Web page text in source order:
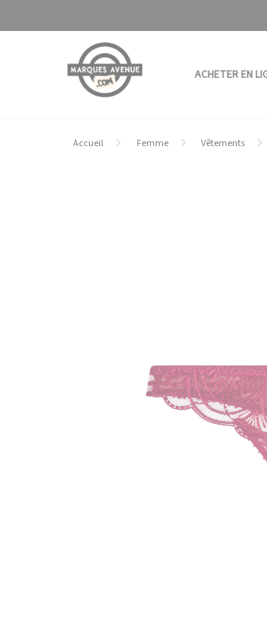
ACHETER EN
Accueil Femme Vêtements